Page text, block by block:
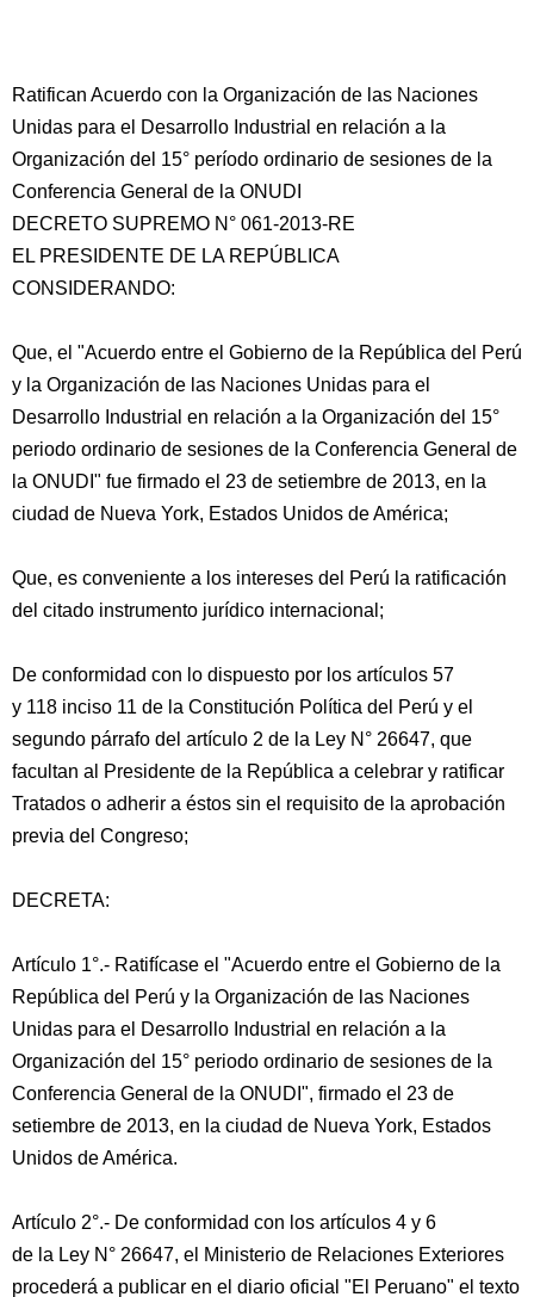
Ratifican Acuerdo con la Organización de las Naciones
Unidas para el Desarrollo Industrial en relación a la
Organización del 15° período ordinario de sesiones de la
Conferencia General de la ONUDI
DECRETO SUPREMO N° 061-2013-RE
EL PRESIDENTE DE LA REPÚBLICA
CONSIDERANDO:
Que, el "Acuerdo entre el Gobierno de la República del Perú
y la Organización de las Naciones Unidas para el
Desarrollo Industrial en relación a la Organización del 15°
periodo ordinario de sesiones de la Conferencia General de
la ONUDI" fue firmado el 23 de setiembre de 2013, en la
ciudad de Nueva York, Estados Unidos de América;
Que, es conveniente a los intereses del Perú la ratificación
del citado instrumento jurídico internacional;
De conformidad con lo dispuesto por los artículos 57
y 118 inciso 11 de la Constitución Política del Perú y el
segundo párrafo del artículo 2 de la Ley N° 26647, que
facultan al Presidente de la República a celebrar y ratificar
Tratados o adherir a éstos sin el requisito de la aprobación
previa del Congreso;
DECRETA:
Artículo 1°.- Ratifícase el "Acuerdo entre el Gobierno de la
República del Perú y la Organización de las Naciones
Unidas para el Desarrollo Industrial en relación a la
Organización del 15° periodo ordinario de sesiones de la
Conferencia General de la ONUDI", firmado el 23 de
setiembre de 2013, en la ciudad de Nueva York, Estados
Unidos de América.
Artículo 2°.- De conformidad con los artículos 4 y 6
de la Ley N° 26647, el Ministerio de Relaciones Exteriores
procederá a publicar en el diario oficial "El Peruano" el texto